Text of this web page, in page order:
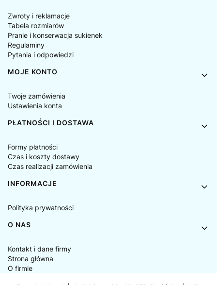
Zwroty i reklamacje
Tabela rozmiarów
Pranie i konserwacja sukienek
Regulaminy
Pytania i odpowiedzi
MOJE KONTO
Twoje zamówienia
Ustawienia konta
PŁATNOŚCI I DOSTAWA
Formy płatności
Czas i koszty dostawy
Czas realizacji zamówienia
INFORMACJE
Polityka prywatności
O NAS
Kontakt i dane firmy
Strona główna
O firmie